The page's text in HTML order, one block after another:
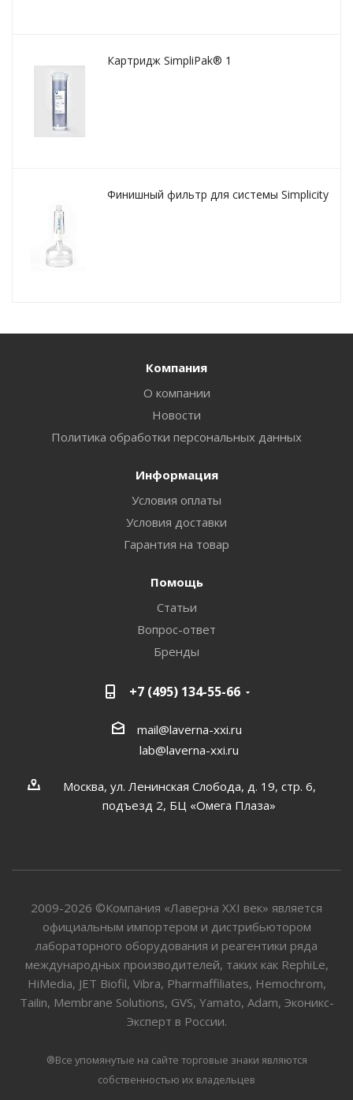
Картридж SimpliPak® 1
Финишный фильтр для системы Simplicity
Компания
О компании
Новости
Политика обработки персональных данных
Информация
Условия оплаты
Условия доставки
Гарантия на товар
Помощь
Статьи
Вопрос-ответ
Бренды
+7 (495) 134-55-66
mail@laverna-xxi.ru
lab@laverna-xxi.ru
Москва, ул. Ленинская Слобода, д. 19, стр. 6,
подъезд 2, БЦ «Омега Плаза»
2009-2026 ©Компания «Лаверна XXI век» является
официальным импортером и дистрибьютором
лабораторного оборудования и реагентики ряда
международных производителей, таких как RephiLe,
HiMedia, JET Biofil, Vibra, Pharmaffiliates, Hemochrom,
Tailin, Membrane Solutions, GVS, Yamato, Adam, Эконикс-
Эксперт в России.
®Все упомянутые на сайте торговые знаки являются
собственностью их владельцев